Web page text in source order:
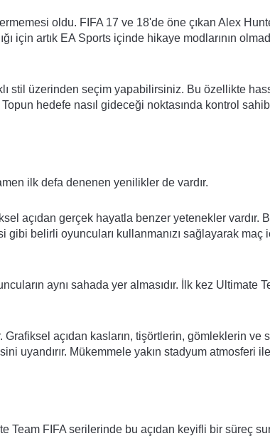
oldu. FIFA 17 ve 18'de öne çıkan Alex
için artık EA Sports içinde hikaye modlarının
stil üzerinden seçim yapabilirsiniz. Bu özellikte
hedefe nasıl gideceği noktasında kontrol
ilk defa denenen yenilikler de vardır.
açıdan gerçek hayatla benzer yetenekler vardır.
belirli oyuncuları kullanmanızı sağlayarak maç
aynı sahada yer almasıdır. İlk kez Ultimate
açıdan kasların, tişörtlerin, gömleklerin ve
uyandırır. Mükemmele yakın stadyum atmosferi ile
FIFA serilerinde bu açıdan keyifli bir süreç